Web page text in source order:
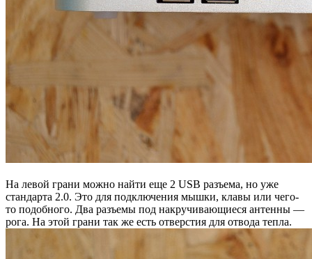
На левой грани можно найти еще 2 USB разъема, но уже
стандарта 2.0. Это для подключения мышки, клавы или чего-
то подобного. Два разъемы под накручивающиеся антенны —
рога. На этой грани так же есть отверстия для отвода тепла.